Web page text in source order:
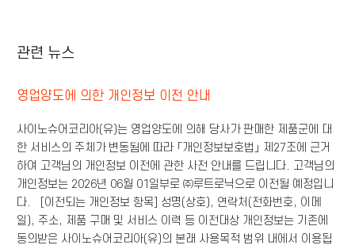
관련 뉴스
영업양도에 의한 개인정보 이전 안내
사이노슈어코리아(유)는 영업양도에 의해 당사가 판매한 제품군에 대
한 서비스의 주체가 변동됨에 따라 「개인정보보호법」 제27조에 근거
하여 고객님의 개인정보 이전에 관한 사전 안내를 드립니다. 고객님의
개인정보는 2026년 06월 01일부로 ㈜루트로닉으로 이전될 예정입니
다. [이전되는 개인정보 항목] 성명(상호), 연락처(전화번호, 이메
일), 주소, 제품 구매 및 서비스 이력 등 이전대상 개인정보는 기존에
동의받은 사이노슈어코리아(유)의 본래 사용목적 범위 내에서 이용됩